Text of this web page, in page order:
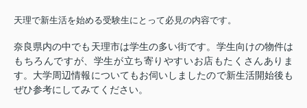
天理で新生活を始める受験生にとって必見の内容です。
奈良県内の中でも天理市は学生の多い街です。学生向けの物件は
もちろんですが、学生が立ち寄りやすいお店もたくさんありま
す。大学周辺情報についてもお伺いしましたので新生活開始後も
ぜひ参考にしてみてください。